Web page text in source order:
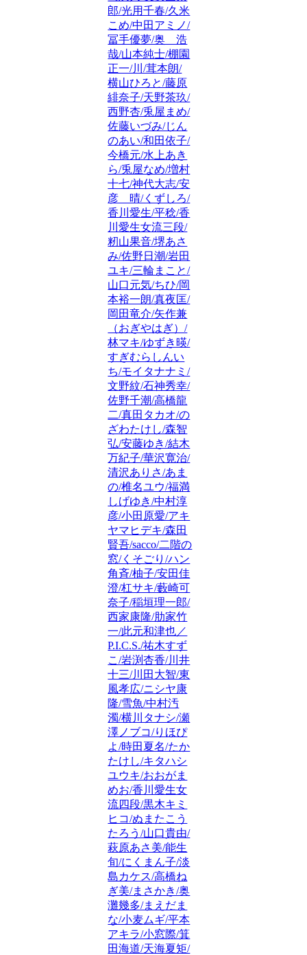
郎/光用千春/久米
こめ/中田アミノ/
冨手優夢/奥 浩
哉/山本純士/棚園
正一/川/茸本朗/
横山ひろと/藤原
緋奈子/天野茶玖/
西野杏/兎屋まめ/
佐藤いづみ/じん
のあい/和田依子/
今橋元/水上あき
ら/兎屋なめ/増村
十七/神代大志/安
彦 晴/くずしろ/
香川愛生/平稔/香
川愛生女流三段/
籾山果音/堺あさ
み/佐野日潮/岩田
ユキ/三輪まこと/
山口元気/ちひ/岡
本裕一朗/真夜匡/
岡田竜介/矢作兼
（おぎやはぎ）/
林マキ/ゆずき暎/
すぎむらしんい
ち/モイタナナミ/
文野紋/石神秀幸/
佐野千潮/高橋龍
二/真田タカオ/の
ざわたけし/森智
弘/安藤ゆき/結木
万紀子/華沢寛治/
清沢ありさ/あま
の/椎名ユウ/福満
しげゆき/中村淳
彦/小田原愛/アキ
ヤマヒデキ/森田
賢吾/sacco/二階の
窓/くそごり/ハン
角斉/柚子/安田佳
澄/杠サキ/藪崎可
奈子/稲垣理一郎/
西家康隆/肋家竹
一/此元和津也／
P.I.C.S./祐木すず
こ/岩渕杏香/川井
十三/川田大智/東
風孝広/ニシヤ康
隆/雪魚/中村汚
濁/横川タナシ/瀬
澤ノブコ/りほぴ
よ/時田夏名/たか
たけし/キタハシ
ユウキ/おおがま
めお/香川愛生女
流四段/黒木キミ
ヒコ/ぬまたこう
たろう/山口貴由/
萩原あさ美/能生
旬/にくまん子/淡
島カケス/高橋ね
ぎ美/まさかき/奥
灘幾多/まえだま
な/小麦ムギ/平本
アキラ/小窓際/箕
田海道/天海夏矩/